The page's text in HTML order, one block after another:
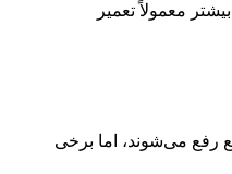
معمولاً تعمیر
رفع می‌شوند، اما برخی